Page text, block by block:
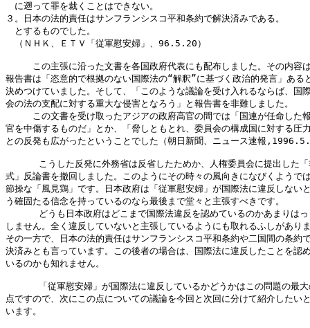
に遡って罪を裁くことはできない。
３。日本の法的責任はサンフランシスコ平和条約で解決済みである。
とするものでした。
（ＮＨＫ、ＥＴＶ「従軍慰安婦」、96.5.20）
この主張に沿った文書を各国政府代表にも配布しました。その内容
報告書は「恣意的で根拠のない国際法の“解釈”に基づく政治的発言」ある
決めつけていました。そして、「このような議論を受け入れるならば、国
会の法の支配に対する重大な侵害となろう」と報告書を非難しました。
この文書を受け取ったアジアの政府高官の間では「国連が任命した
官を中傷するものだ」とか、「脅しともとれ、委員会の構成国に対する圧
との反発も広がったということでした（朝日新聞、ニュース速報
こうした反発に外務省は反省したためか、人権委員会に提出した
式」反論書を撤回しました。このようにその時々の風向きになびくようで
節操な「風見鶏」です。日本政府は「従軍慰安婦」が国際法に違反しない
う確固たる信念を持っているのなら最後まで堂々と主張すべきです。
どうも日本政府はどこまで国際法違反を認めているのかあまりは
しません。全く違反していないと主張しているようにも取れるふしがあり
その一方で、日本の法的責任はサンフランシスコ平和条約や二国間の条約
決済みとも言っています。この後者の場合は、国際法に違反したことを認
いるのかも知れません。
「従軍慰安婦」が国際法に違反しているかどうかはこの問題の最
点ですので、次にこの点についての議論を今回と次回に分けて紹介したい
います。